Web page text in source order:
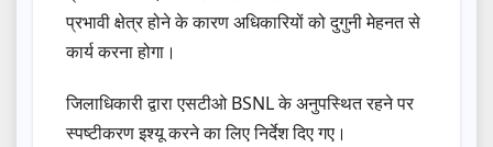
प्रभावी क्षेत्र होने के कारण अधिकारियों को दुगुनी मेहनत से
कार्य करना होगा।
जिलाधिकारी द्वारा एसटीओ BSNL के अनुपस्थित रहने पर
स्पष्टीकरण इश्यू करने का लिए निर्देश दिए गए।